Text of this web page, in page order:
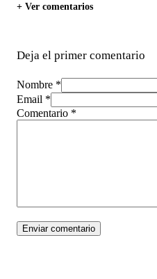
+ Ver comentarios
Deja el primer comentario
Nombre *
Email *
Comentario *